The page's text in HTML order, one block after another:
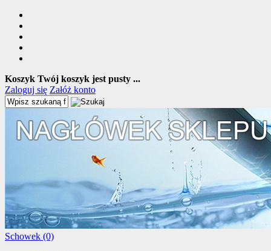
Koszyk Twój koszyk jest pusty ...
Zaloguj się Załóż konto
Schowek (0)